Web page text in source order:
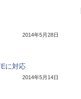
2014年5月28日
に対応
2014年5月14日